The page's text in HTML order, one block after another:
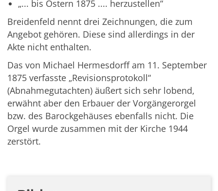
„... bis Ostern 1875 .... herzustellen“
Breidenfeld nennt drei Zeichnungen, die zum
Angebot gehören. Diese sind allerdings in der
Akte nicht enthalten.
Das von Michael Hermesdorff am 11. September
1875 verfasste „Revisionsprotokoll“
(Abnahmegutachten) äußert sich sehr lobend,
erwähnt aber den Erbauer der Vorgängerorgel
bzw. des Barockgehäuses ebenfalls nicht. Die
Orgel wurde zusammen mit der Kirche 1944
zerstört.